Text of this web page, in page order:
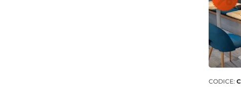
CODICE: